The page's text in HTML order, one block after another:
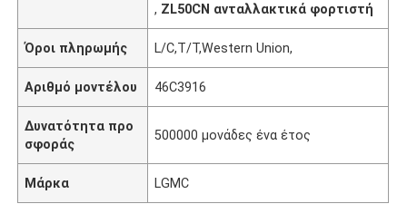
, ZL50CN ανταλλακτικά φορτιστή
Όροι πληρωμής L/C,T/T,Western Union,
Αριθμό μοντέλου 46C3916
Δυνατότητα προ
σφοράς
500000 μονάδες ένα έτος
Μάρκα LGMC